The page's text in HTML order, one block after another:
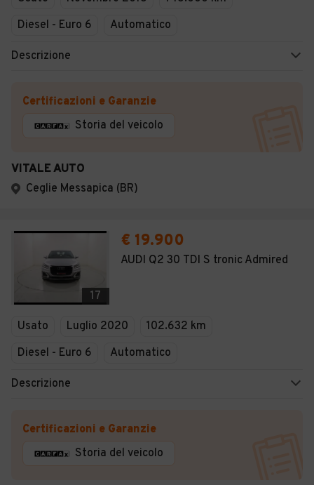
Diesel - Euro 6
Automatico
Descrizione
Certificazioni e Garanzie
Storia del veicolo
VITALE AUTO
Ceglie Messapica (BR)
17
€ 19.900
AUDI Q2 30 TDI S tronic Admired
Usato Luglio 2020
102.632 km
Diesel - Euro 6
Automatico
Descrizione
Certificazioni e Garanzie
Storia del veicolo